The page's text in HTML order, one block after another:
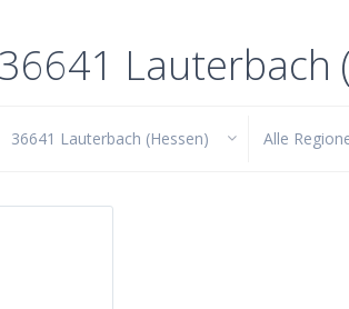
Lauterbach
36641 Lauterbach (Hessen) Alle